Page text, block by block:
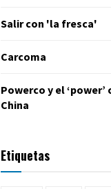
Salir con 'la fresca'
Carcoma
Powerco y el
China
Etiquetas